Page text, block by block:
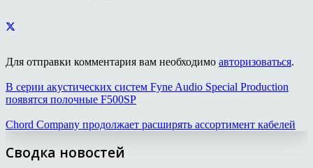
Для отправки комментария вам необходимо авторизоваться.
В серии акустических систем Fyne Audio Special Production
появятся полочные F500SP
Chord Company продолжает расширять ассортимент кабелей
Сводка новостей